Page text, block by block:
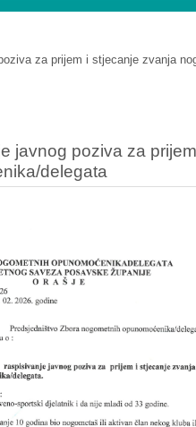
za prijem i stjecanje zvanja
javnog poziva za
delegata